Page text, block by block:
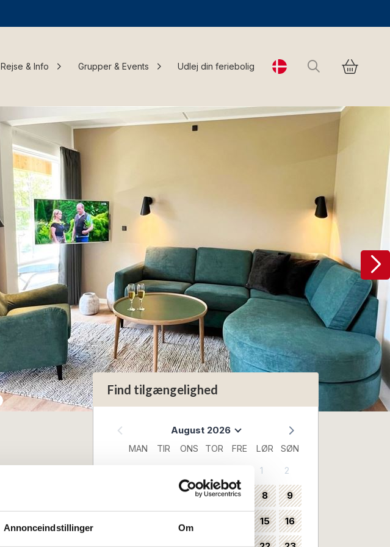
Annonceindstillinger Om
Rejse & Info Grupper & Events Udlej din feriebolig Change language
Søg
Find tilgængelighed
August 2026
MAN TIR ONS TOR FRE LØR SØN
1 2
5 6 7 8 9
15 16